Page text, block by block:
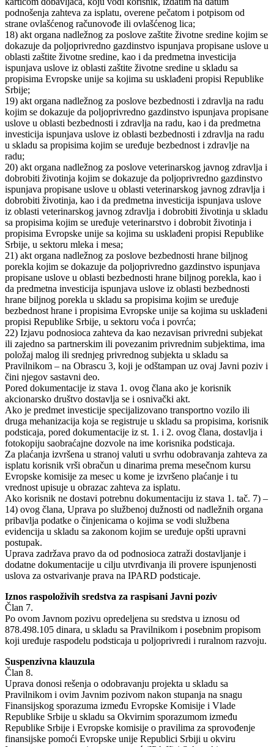
podnošenja zahteva za isplatu, overene pečatom i potpisom od
strane ovlašćenog računovođe ili ovlašćenog lica;
18) akt organa nadležnog za poslove zaštite životne sredine kojim se
dokazuje da poljoprivredno gazdinstvo ispunjava propisane uslove u
oblasti zaštite životne sredine, kao i da predmetna investicija
ispunjava uslove iz oblasti zaštite životne sredine u skladu sa
propisima Evropske unije sa kojima su usklađeni propisi Republike
Srbije;
19) akt organa nadležnog za poslove bezbednosti i zdravlja na radu
kojim se dokazuje da poljoprivredno gazdinstvo ispunjava propisane
uslove u oblasti bezbednosti i zdravlja na radu, kao i da predmetna
investicija ispunjava uslove iz oblasti bezbednosti i zdravlja na radu
u skladu sa propisima kojim se uređuje bezbednost i zdravlje na
radu;
20) akt organa nadležnog za poslove veterinarskog javnog zdravlja i
dobrobiti životinja kojim se dokazuje da poljoprivredno gazdinstvo
ispunjava propisane uslove u oblasti veterinarskog javnog zdravlja i
dobrobiti životinja, kao i da predmetna investicija ispunjava uslove
iz oblasti veterinarskog javnog zdravlja i dobrobiti životinja u skladu
sa propisima kojim se uređuje veterinarstvo i dobrobit životinja i
propisima Evropske unije sa kojima su usklađeni propisi Republike
Srbije, u sektoru mleka i mesa;
21) akt organa nadležnog za poslove bezbednosti hrane biljnog
porekla kojim se dokazuje da poljoprivredno gazdinstvo ispunjava
propisane uslove u oblasti bezbednosti hrane biljnog porekla, kao i
da predmetna investicija ispunjava uslove iz oblasti bezbednosti
hrane biljnog porekla u skladu sa propisima kojim se uređuje
bezbednost hrane i propisima Evropske unije sa kojima su usklađeni
propisi Republike Srbije, u sektoru voća i povrća;
22) Izjavu podnosioca zahteva da kao nezavisan privredni subjekat
ili zajedno sa partnerskim ili povezanim privrednim subjektima, ima
položaj malog ili srednjeg privrednog subjekta u skladu sa
Pravilnikom – na Obrascu 3, koji je odštampan uz ovaj Javni poziv i
čini njegov sastavni deo.
Pored dokumentacije iz stava 1. ovog člana ako je korisnik
akcionarsko društvo dostavlja se i osnivački akt.
Ako je predmet investicije specijalizovano transportno vozilo ili
druga mehanizacija koja se registruje u skladu sa propisima, korisnik
podsticaja, pored dokumentacije iz st. 1. i 2. ovog člana, dostavlja i
fotokopiju saobraćajne dozvole na ime korisnika podsticaja.
Za plaćanja izvršena u stranoj valuti u svrhu odobravanja zahteva za
isplatu korisnik vrši obračun u dinarima prema mesečnom kursu
Evropske komisije za mesec u kome je izvršeno plaćanje i tu
vrednost upisuje u obrazac zahteva za isplatu.
Ako korisnik ne dostavi potrebnu dokumentaciju iz stava 1. tač. 7) –
14) ovog člana, Uprava po službenoj dužnosti od nadležnih organa
pribavlja podatke o činjenicama o kojima se vodi službena
evidencija u skladu sa zakonom kojim se uređuje opšti upravni
postupak.
Uprava zadržava pravo da od podnosioca zatraži dostavljanje i
dodatne dokumentacije u cilju utvrđivanja ili provere ispunjenosti
uslova za ostvarivanje prava na IPARD podsticaje.
Iznos raspoloživih sredstva za raspisani Javni poziv
Član 7.
Po ovom Javnom pozivu opredeljena su sredstva u iznosu od
878.498.105 dinara, u skladu sa Pravilnikom i posebnim propisom
koji uređuje raspodelu podsticaja u poljoprivredi i ruralnom razvoju.
Suspenzivna klauzula
Član 8.
Uprava donosi rešenja o odobravanju projekta u skladu sa
Pravilnikom i ovim Javnim pozivom nakon stupanja na snagu
Finansijskog sporazuma između Evropske Komisije i Vlade
Republike Srbije u skladu sa Okvirnim sporazumom između
Republike Srbije i Evropske komisije o pravilima za sprovođenje
finansijske pomoći Evropske unije Republici Srbiji u okviru